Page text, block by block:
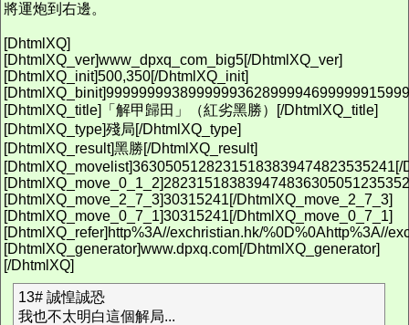
將運炮到右邊。
[DhtmlXQ]
[DhtmlXQ_ver]www_dpxq_com_big5[/DhtmlXQ_ver]
[DhtmlXQ_init]500,350[/DhtmlXQ_init]
[DhtmlXQ_title]「解甲歸田」（紅劣黑勝）[/DhtmlXQ_title]
[DhtmlXQ_type]殘局[/DhtmlXQ_type]
[DhtmlXQ_result]黑勝[/DhtmlXQ_result]
[DhtmlXQ_movelist]36305051282315183839474823535241[/
[DhtmlXQ_move_2_7_3]30315241[/DhtmlXQ_move_2_7_3]
[DhtmlXQ_move_0_7_1]30315241[/DhtmlXQ_move_0_7_1]
[DhtmlXQ_refer]http%3A//exchristian.hk/%0D%0Ahttp%3A//
[DhtmlXQ_generator]www.dpxq.com[/DhtmlXQ_generator]
[/DhtmlXQ]
13# 誠惶誠恐
我也不太明白這個解局...